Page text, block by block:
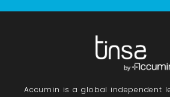
Accumin is a global independent